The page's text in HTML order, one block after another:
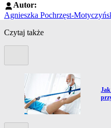
Autor:
Agnieszka Pochrzęst-
Czytaj także
Jak